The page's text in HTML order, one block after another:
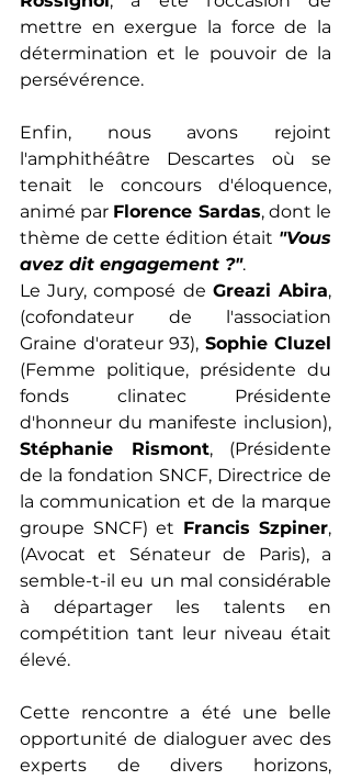
mettre en exergue la force de la
détermination et le pouvoir de la
persévérence.
Enfin, nous avons rejoint
l'amphithéâtre Descartes où se
tenait le concours d'éloquence,
animé par Florence Sardas, dont le
thème de cette édition était "Vous
avez dit engagement ?".
Le Jury, composé de Greazi Abira,
(cofondateur de l'association
Graine d'orateur 93),
(Femme politique, présidente du
fonds clinatec Présidente
Stéphanie Rismont, (Présidente
de la fondation SNCF, Directrice de
la communication et de la marque
groupe SNCF) et Francis Szpiner,
(Avocat et Sénateur de Paris), a
semble-t-il eu un mal considérable
à départager les talents en
compétition tant leur niveau était
élevé.
Cette rencontre a été une belle
opportunité de dialoguer avec des
experts de divers horizons,